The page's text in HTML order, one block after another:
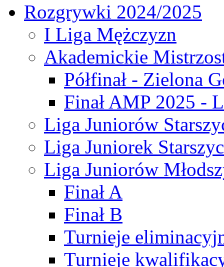
Rozgrywki 2024/2025
I Liga Mężczyzn
Akademickie
Półfinał - Zielona
Finał AMP 2025 -
Liga Juniorów
Liga Juniorek
Liga Juniorów
Finał A
Finał B
Turnieje
Turnieje